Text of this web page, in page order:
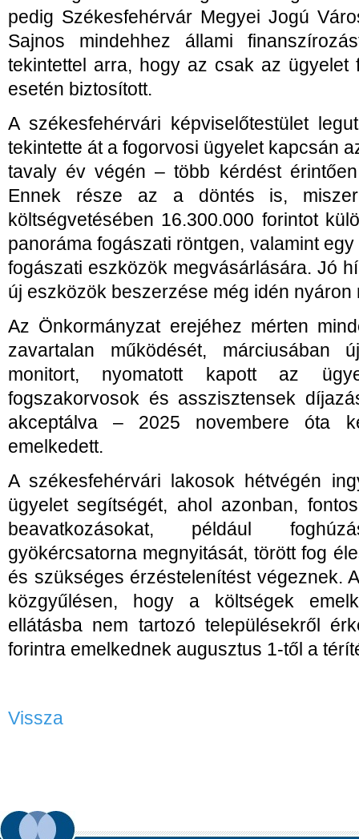
pedig Székesfehérvár Megyei Jogú
Sajnos mindehhez állami
tekintettel arra, hogy az csak az ügyelet
esetén biztosított.
A székesfehérvári képviselőtestület
tekintette át a fogorvosi ügyelet kapcsán
tavaly év végén – több kérdést
Ennek része az a döntés is,
költségvetésében 16.300.000 forintot
panoráma fogászati röntgen, valamint
fogászati eszközök megvásárlására. Jó
új eszközök beszerzése még idén nyáron
Az Önkormányzat erejéhez mérten
zavartalan működését, márciusában
monitort, nyomatott kapott az
fogszakorvosok és asszisztensek
akceptálva – 2025 novembere óta
emelkedett.
A székesfehérvári lakosok hétvégén
ügyelet segítségét, ahol azonban,
beavatkozásokat, például
gyökércsatorna megnyitását, törött fog
és szükséges érzéstelenítést végeznek.
közgyűlésen, hogy a költségek
ellátásba nem tartozó településekről
forintra emelkednek augusztus 1-től a
Vissza